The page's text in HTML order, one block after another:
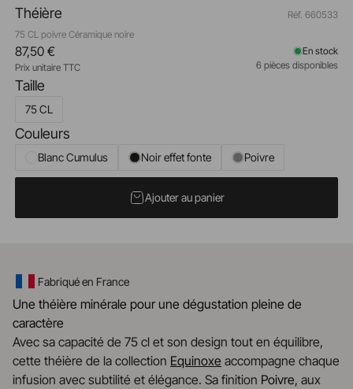
Théière
75 CL poivre Céramique noire
Réf. 660533
Taille
75 CL
Couleurs
Blanc Cumulus Noir effet fonte Poivre
87,50 €
Prix unitaire TTC
En stock
6 pièces disponibles
Ajouter au panier
Fabriqué en France
Une théière minérale pour une dégustation pleine de
caractère
Avec sa capacité de 75 cl et son design tout en équilibre,
cette théière de la collection Equinoxe accompagne chaque
infusion avec subtilité et élégance. Sa finition Poivre, aux